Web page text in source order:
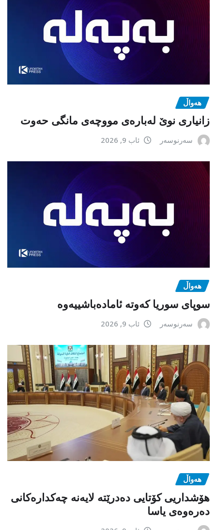
هەواڵ
زانیاری نوێ لەبارەی مووچەی مانگی حەوت
سەرنوسەر ئاب 9, 2026
هەواڵ
سوپای سوریا کەوتە ئامادەباشییەوە
سەرنوسەر ئاب 9, 2026
هەواڵ
هۆشداریی کۆتایی دەدرێتە لایەنە چەکدارەکانی
دەرەوەی یاسا